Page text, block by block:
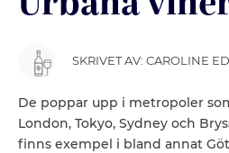
SKRIVET AV: CAROLINE
De poppar upp i metropoler
London, Tokyo, Sydney och
finns exempel i bland annat